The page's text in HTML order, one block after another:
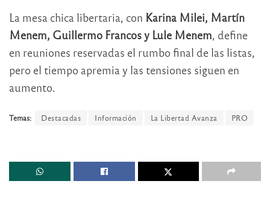
La mesa chica libertaria, con Karina Milei, Martín
Menem, Guillermo Francos y Lule Menem, define
en reuniones reservadas el rumbo final de las listas,
pero el tiempo apremia y las tensiones siguen en
aumento.
Temas: Destacadas Información La Libertad Avanza PRO